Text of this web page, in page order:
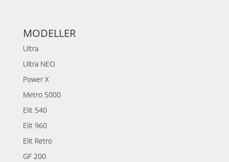
MODELLER
Ultra
Ultra NEO
Power X
Metro 5000
Elit 540
Elit 960
Elit Retro
GF 200